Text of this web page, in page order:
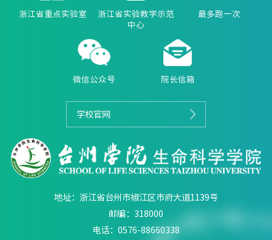
地址：浙江省台州市椒江区市府大道1139号
邮编：318000
电话：0576-88660338
浙江省重点实验室
浙江省实验教学示范
中心
最多跑一次
微信公众号 院长信箱
学校官网